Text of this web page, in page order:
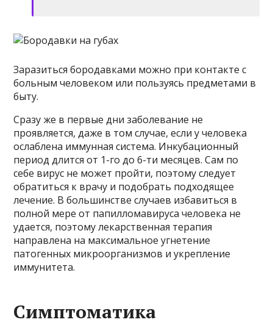
Заразиться бородавками можно при контакте с
больным человеком или пользуясь предметами в
быту.
Сразу же в первые дни заболевание не
проявляется, даже в том случае, если у человека
ослаблена иммунная система. Инкубационный
период длится от 1-го до 6-ти месяцев. Сам по
себе вирус не может пройти, поэтому следует
обратиться к врачу и подобрать подходящее
лечение. В большинстве случаев избавиться в
полной мере от папилломавируса человека не
удается, поэтому лекарственная терапия
направлена на максимальное угнетение
патогенных микроорганизмов и укрепление
иммунитета.
Симптоматика